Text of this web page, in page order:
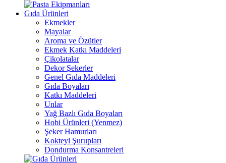
Gıda Ürünleri
Ekmekler
Mayalar
Aroma ve Özütler
Ekmek Katkı Maddeleri
Çikolatalar
Dekor Şekerler
Genel Gıda Maddeleri
Gıda Boyaları
Katkı Maddeleri
Unlar
Yağ Bazlı Gıda Boyaları
Hobi Ürünleri (Yenmez)
Şeker Hamurları
Kokteyl Şurupları
Dondurma Konsantreleri